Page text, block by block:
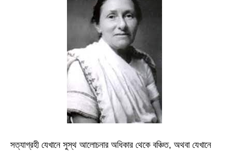
সত্যাগ্রহী যেখানে সুস্থ আলোচনার অধিকার থেকে বঞ্চিত, অথবা যেখানে